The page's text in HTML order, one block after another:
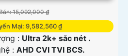
15,092,000 ₫
Mại: 9,582,560 ₫
: Ultra 2k+ sắc nét .
: AHD CVI TVI BCS.